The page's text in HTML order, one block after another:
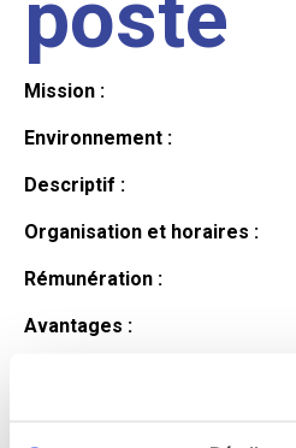
poste
Mission :
Environnement :
Descriptif :
Organisation et horaires :
Rémunération :
Avantages :